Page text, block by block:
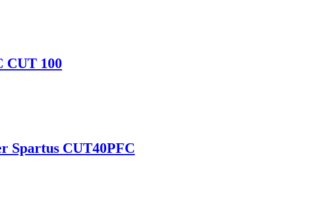
CUT 100
Spartus CUT40PFC